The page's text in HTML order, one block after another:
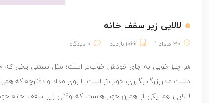
لالایی زیر سقف خانه
30 مرداد 1 1066 بازدید 0 دیدگاه
هر چیز خوبی به جای خودش خوب‌تر است؛ مثل بستنی یخی
دست مادربزرگ بگیری، خوب‌تر است یا بوی مداد و دفترچه که
لالایی هم یکی از همین خوب‌هاست که وقتی زیر سقف خانه